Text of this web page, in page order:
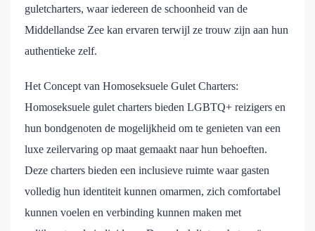
guletcharters, waar iedereen de schoonheid van de
Middellandse Zee kan ervaren terwijl ze trouw zijn aan hun
authentieke zelf.
Het Concept van Homoseksuele Gulet Charters:
Homoseksuele gulet charters bieden LGBTQ+ reizigers en
hun bondgenoten de mogelijkheid om te genieten van een
luxe zeilervaring op maat gemaakt naar hun behoeften.
Deze charters bieden een inclusieve ruimte waar gasten
volledig hun identiteit kunnen omarmen, zich comfortabel
kunnen voelen en verbinding kunnen maken met